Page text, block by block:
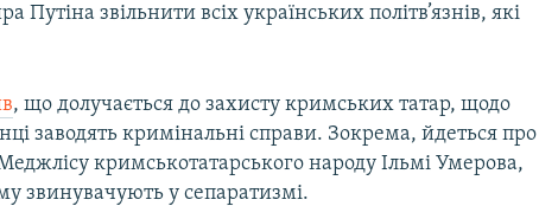
Путіна звільнити всіх українських політв’язнів, які
, що долучається до захисту кримських татар, щодо
заводять кримінальні справи. Зокрема, йдеться про
кримськотатарського народу Ільмі Умерова,
звинувачують у сепаратизмі.